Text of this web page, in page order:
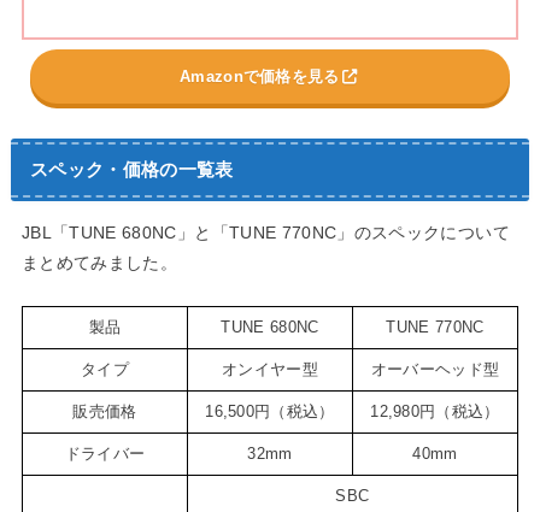
Amazonで価格を見る
スペック・価格の一覧表
JBL「TUNE 680NC」と「TUNE 770NC」のスペックについて
まとめてみました。
製品 TUNE 680NC TUNE 770NC
タイプ オンイヤー型 オーバーヘッド型
販売価格 16,500円（税込） 12,980円（税込）
ドライバー 32mm 40mm
SBC